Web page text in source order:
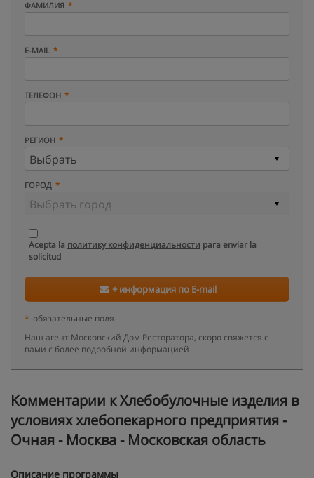
ФАМИЛИЯ
E-MAIL
ТЕЛЕФОН
РЕГИОН
ГОРОД
Acepta la политику конфиденциальности para enviar la
solicitud
+ информация по E-mail
* обязательные поля
Наш агент Московский Дом Ресторатора, скоро свяжется с
вами с более подробной информацией
Kомментарии к Хлебобулочные изделия в
условиях хлебопекарного предприятия -
Очная - Москва - Московская область
Описание программы